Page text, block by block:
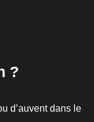
?
d’auvent dans le